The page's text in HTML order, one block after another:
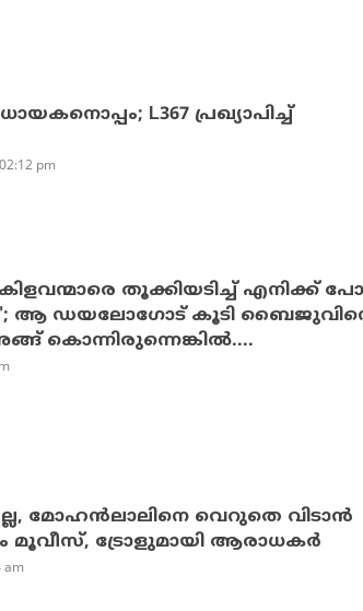
L367 പ്രഖ്യാപിച്ച്
pm
തൂക്കിയടിച്ച് എനിക്ക്
ആ ഡയലോഗോട് കൂടി
കൊന്നിരുന്നെങ്കിൽ....
മോഹന്‍ലാലിനെ വെറുതെ വിടാന്‍
മൂവീസ്, ട്രോളുമായി ആരാധകര്‍
am